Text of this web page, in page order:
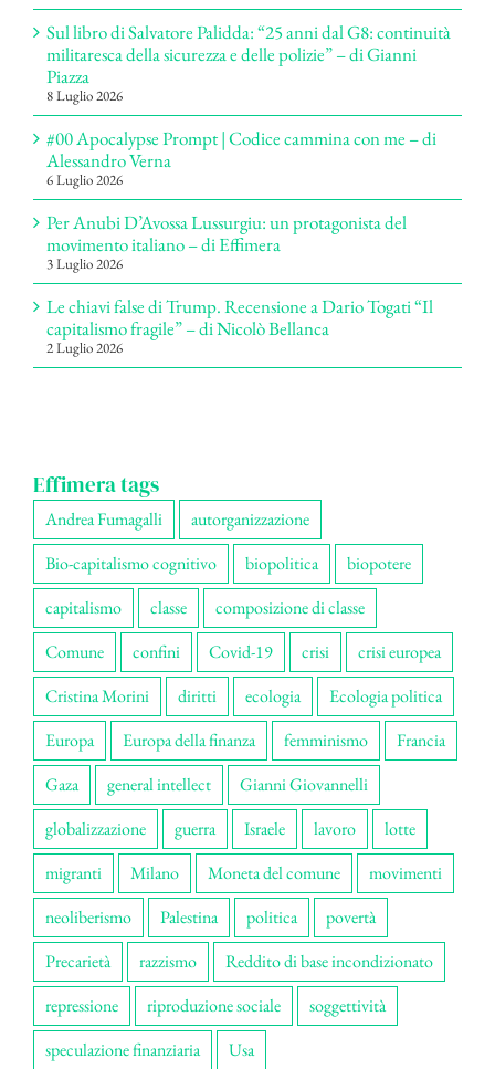
Sul libro di Salvatore Palidda: “25 anni dal G8: continuità
militaresca della sicurezza e delle polizie” – di Gianni
Piazza
8 Luglio 2026
#00 Apocalypse Prompt | Codice cammina con me – di
Alessandro Verna
6 Luglio 2026
Per Anubi D’Avossa Lussurgiu: un protagonista del
movimento italiano – di Effimera
3 Luglio 2026
Le chiavi false di Trump. Recensione a Dario Togati “Il
capitalismo fragile” – di Nicolò Bellanca
2 Luglio 2026
Effimera tags
Andrea Fumagalli
autorganizzazione
Bio-capitalismo cognitivo
biopolitica
biopotere
capitalismo
classe
composizione di classe
Comune
confini Covid-19 crisi
crisi europea
Cristina Morini
diritti ecologia
Ecologia politica
Europa
Europa della finanza femminismo
Francia
Gaza
general intellect
Gianni Giovannelli
globalizzazione
guerra Israele lavoro
lotte
migranti
Milano Moneta del comune
movimenti
neoliberismo
Palestina politica
povertà
Precarietà
razzismo
Reddito di base incondizionato
repressione
riproduzione sociale
soggettività
speculazione finanziaria
Usa